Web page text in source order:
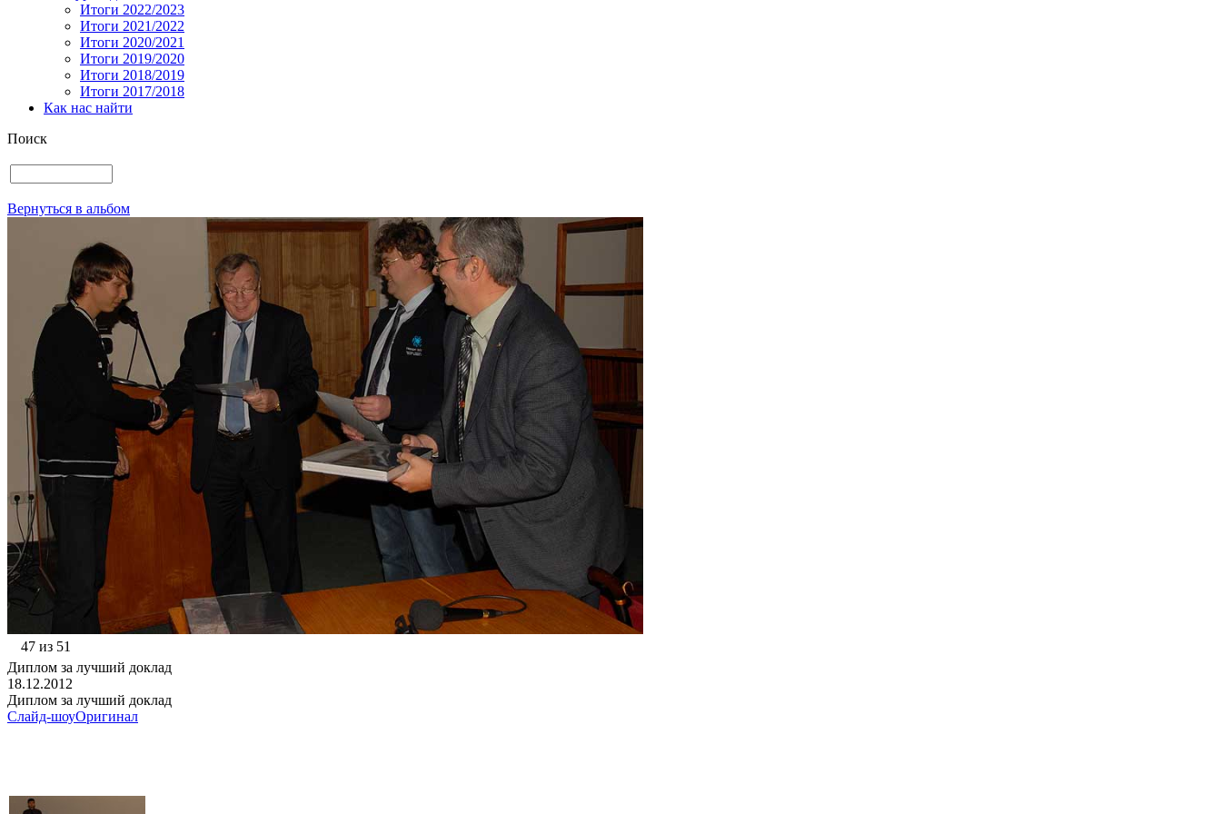
Итоги 2022/2023
Итоги 2021/2022
Итоги 2020/2021
Итоги 2019/2020
Итоги 2018/2019
Итоги 2017/2018
Как нас найти
Поиск
Вернуться в альбом
47 из 51
Диплом за лучший доклад
18.12.2012
Диплом за лучший доклад
Слайд-шоуОригинал